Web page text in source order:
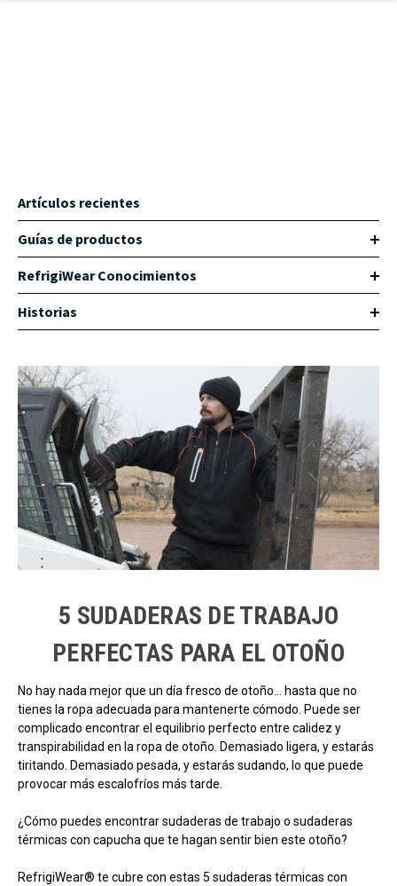
Artículos recientes
Guías de productos
RefrigiWear Conocimientos
Historias
5 SUDADERAS DE TRABAJO
PERFECTAS PARA EL OTOÑO
No hay nada mejor que un día fresco de otoño... hasta que no
tienes la ropa adecuada para mantenerte cómodo. Puede ser
complicado encontrar el equilibrio perfecto entre calidez y
transpirabilidad en la ropa de otoño. Demasiado ligera, y estarás
tiritando. Demasiado pesada, y estarás sudando, lo que puede
provocar más escalofríos más tarde.
¿Cómo puedes encontrar sudaderas de trabajo o sudaderas
térmicas con capucha que te hagan sentir bien este otoño?
RefrigiWear® te cubre con estas 5 sudaderas térmicas con